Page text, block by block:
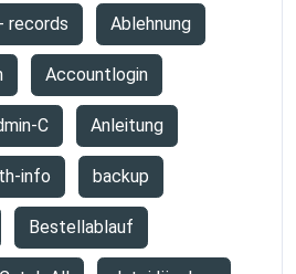
records Ablehnung
Accountlogin
C Anleitung
info backup
Bestellablauf